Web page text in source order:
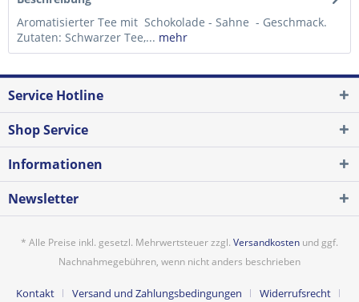
Aromatisierter Tee mit Schokolade - Sahne - Geschmack.
Zutaten: Schwarzer Tee,... mehr
Service Hotline
Shop Service
Informationen
Newsletter
* Alle Preise inkl. gesetzl. Mehrwertsteuer zzgl. Versandkosten und ggf.
Nachnahmegebühren, wenn nicht anders beschrieben
Kontakt Versand und Zahlungsbedingungen Widerrufsrecht